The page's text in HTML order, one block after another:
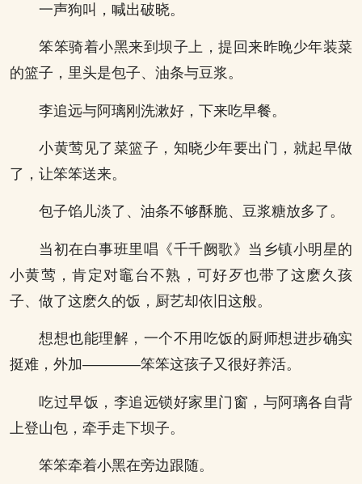
一声狗叫，喊出破晓。
笨笨骑着小黑来到坝子上，提回来昨晚少年装菜
的篮子，里头是包子、油条与豆浆。
李追远与阿璃刚洗漱好，下来吃早餐。
小黄莺见了菜篮子，知晓少年要出门，就起早做
了，让笨笨送来。
包子馅儿淡了、油条不够酥脆、豆浆糖放多了。
当初在白事班里唱《千千阙歌》当乡镇小明星的
小黄莺，肯定对竈台不熟，可好歹也带了这麽久孩
子、做了这麽久的饭，厨艺却依旧这般。
想想也能理解，一个不用吃饭的厨师想进步确实
挺难，外加————笨笨这孩子又很好养活。
吃过早饭，李追远锁好家里门窗，与阿璃各自背
上登山包，牵手走下坝子。
笨笨牵着小黑在旁边跟随。